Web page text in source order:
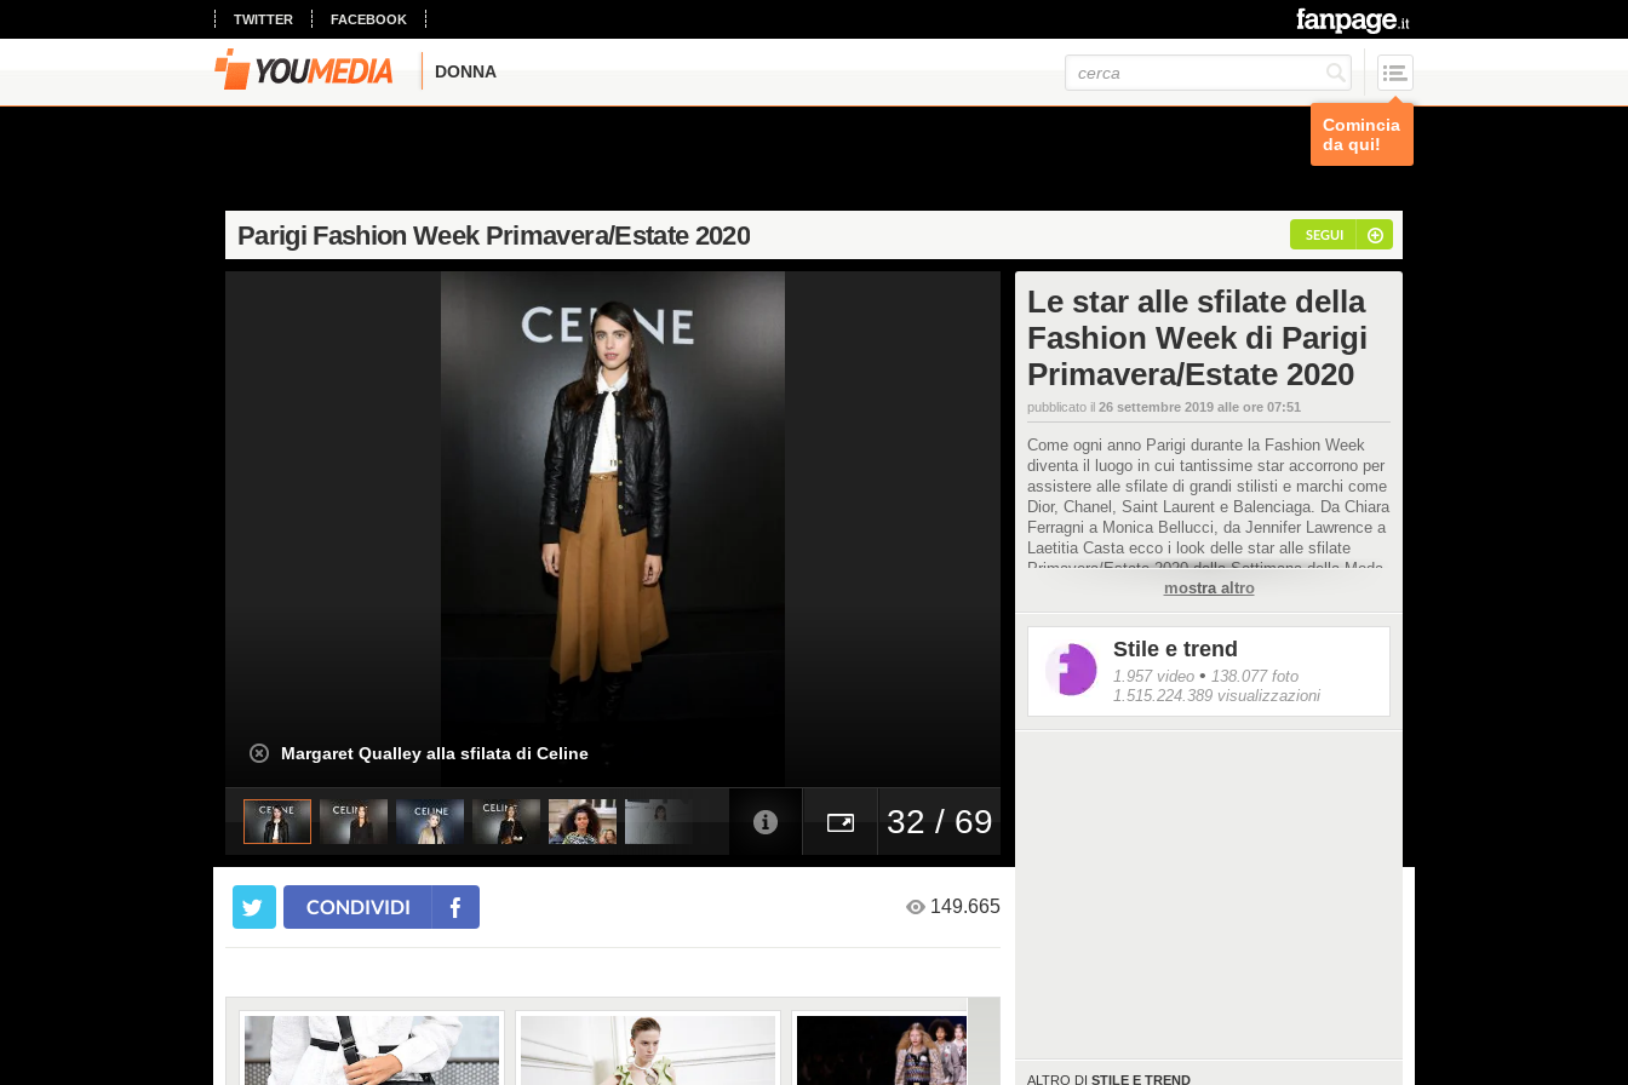
TWITTER FACEBOOK
DONNA
Comincia
da qui!
Parigi Fashion Week Primavera/Estate 2020 SEGUI
Margaret Qualley alla sfilata di Celine
32 / 69
Le star alle sfilate della
Fashion Week di Parigi
Primavera/Estate 2020
pubblicato il 26 settembre 2019 alle ore 07:51
Come ogni anno Parigi durante la Fashion Week
diventa il luogo in cui tantissime star accorrono per
assistere alle sfilate di grandi stilisti e marchi come
Dior, Chanel, Saint Laurent e Balenciaga. Da Chiara
Ferragni a Monica Bellucci, da Jennifer Lawrence a
Laetitia Casta ecco i look delle star alle sfilate
Primavera/Estate 2020 della Settimana della Moda
mostra altro
Stile e trend
1.957 video • 138.077 foto
1.515.224.389 visualizzazioni
ALTRO DI STILE E TREND
CONDIVIDI 149.665